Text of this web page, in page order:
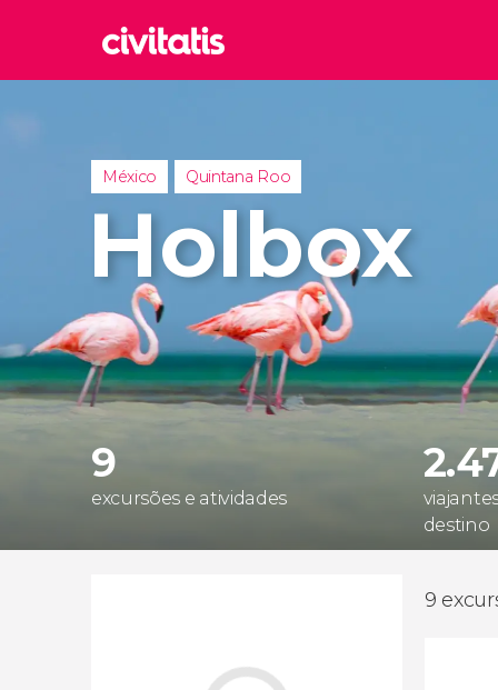
Turquia
México Quintana Roo
Holbox
9
excursões e atividades
destino
9